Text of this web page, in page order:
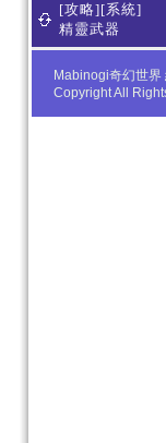
[攻略][系統]
精靈武器
Mabinogi奇幻世
Copyright All